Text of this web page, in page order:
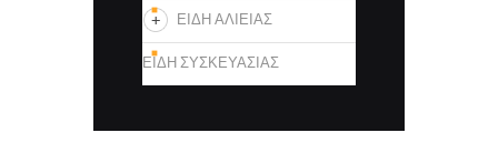
ΕΙΔΗ ΑΛΙΕΙΑΣ
ΕΙΔΗ ΣΥΣΚΕΥΑΣΙΑΣ